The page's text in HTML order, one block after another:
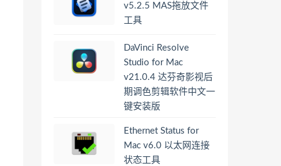
v5.2.5 MAS拖放文件
工具
DaVinci Resolve
Studio for Mac
v21.0.4 达芬奇影视后
期调色剪辑软件中文一
键安装版
Ethernet Status for
Mac v6.0 以太网连接
状态工具